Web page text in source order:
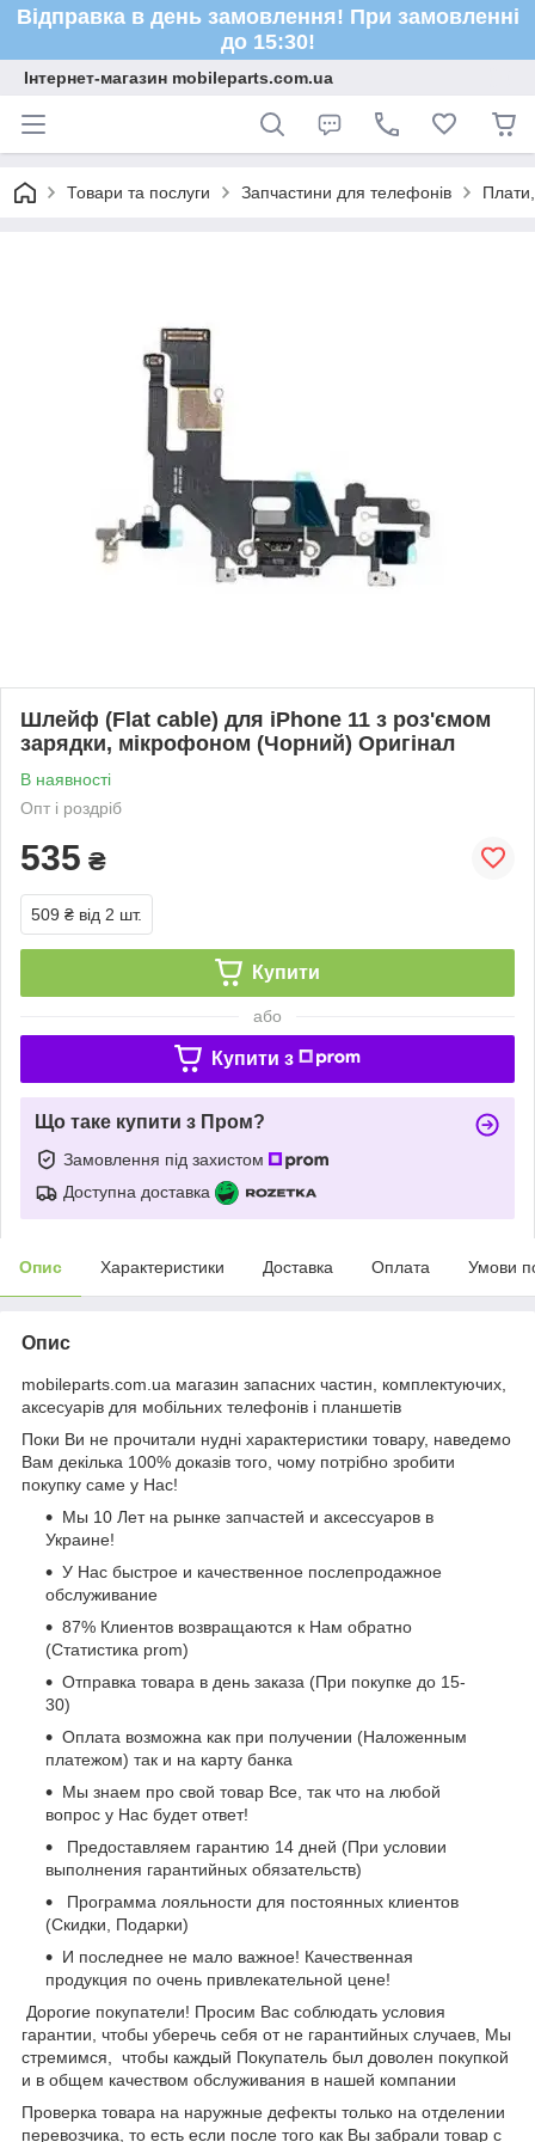
Відправка в день замовлення! При замовленні
до 15:30!
Інтернет-магазин mobileparts.com.ua
Товари та послуги Запчастини для телефонів
Шлейф (Flat cable) для iPhone 11 з роз'ємом
зарядки, мікрофоном (Чорний) Оригінал
В наявності
Опт і роздріб
535 ₴
509 ₴ від 2 шт.
Купити
або
Купити з
Що таке купити з Пром?
Замовлення під захистом
Доступна доставка
Опис Характеристики Доставка Оплата Умови
Опис
mobileparts.com.ua магазин запасних частин, комплектуючих,
аксесуарів для мобільних телефонів і планшетів
Поки Ви не прочитали нудні характеристики товару, наведемо
Вам декілька 100% доказів того, чому потрібно зробити
покупку саме у Нас!
Мы 10 Лет на рынке запчастей и аксессуаров в
Украине!
У Нас быстрое и качественное послепродажное
обслуживание
87% Клиентов возвращаются к Нам обратно
(Статистика prom)
Отправка товара в день заказа (При покупке до 15-
30)
Оплата возможна как при получении (Наложенным
платежом) так и на карту банка
Мы знаем про свой товар Все, так что на любой
вопрос у Нас будет ответ!
Предоставляем гарантию 14 дней (При условии
выполнения гарантийных обязательств)
Программа лояльности для постоянных клиентов
(Скидки, Подарки)
И последнее не мало важное! Качественная
продукция по очень привлекательной цене!
Дорогие покупатели! Просим Вас соблюдать условия
гарантии, чтобы уберечь себя от не гарантийных случаев, Мы
стремимся, чтобы каждый Покупатель был доволен покупкой
и в общем качеством обслуживания в нашей компании
Проверка товара на наружные дефекты только на отделении
перевозчика, то есть если после того как Вы забрали товар с